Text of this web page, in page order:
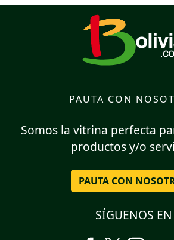
PAUTA CON
Somos la vitrina perfecta
productos y/o
PAUTA CON
SÍGUENOS EN